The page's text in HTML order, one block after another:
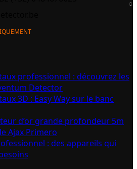
professionnel : découvrez les
Detector
3D : Easy Way sur le banc
d’or grande profondeur 5m
Ajax Primero
: des appareils qui